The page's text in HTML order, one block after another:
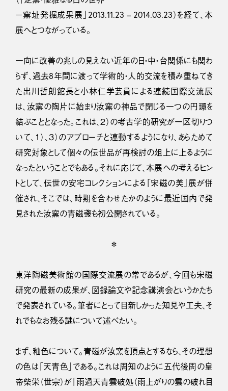
−窯址発掘成果展」2013.11.23 – 2014.03.23）を経て、本
展へとつながっている。
一向に改善の兆しの見えない近年の日・中・台関係にも関わ
らず、過去8年間に渡って学術的・人的交流を積み重ねてき
た出川哲朗館長と小林仁学芸員による連続国際交流展
は、汝窯の陶片に始まり汝窯の神品で閉じる一つの円環を
結ぶこととなった。これは、２）の考古学的研究が一区切りつ
いて、１）、３）のアプローチと連動するようになり、あらためて
研究対象として個々の伝世品が再検討の俎上に上るように
なったということでもある。それに応じて、本展への考えるヒン
トとして、伝世の安宅コレクションによる「宋磁の美」展が併
催され、そこでは、時期を合わせたかのように最近国内で発
見された汝窯の青磁盞も初公開されている。
＊
東洋陶磁美術館の国際交流展の常であるが、今回も宋磁
研究の最新の成果が、図録論文や記念講演会というかたち
で発表されている。筆者にとって目新しかった知見や工夫、そ
れでもなお残る謎について述べたい。
まず、釉色について。青磁が汝窯を頂点とするなら、その理想
の色は「天青色」である。これは周知のように五代後周の皇
帝柴栄（世宗）が「雨過天青雲破処（雨上がりの雲の破れ目